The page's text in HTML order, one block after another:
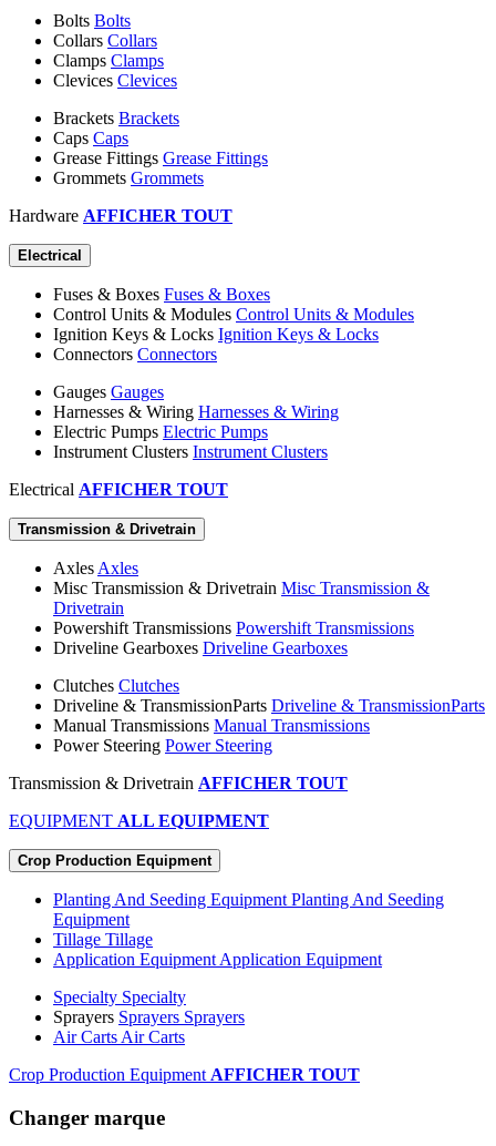
Bolts Bolts
Collars Collars
Clamps Clamps
Clevices Clevices
Brackets Brackets
Caps Caps
Grease Fittings Grease Fittings
Grommets Grommets
Hardware AFFICHER TOUT
Electrical
Fuses & Boxes Fuses & Boxes
Control Units & Modules Control Units & Modules
Ignition Keys & Locks Ignition Keys & Locks
Connectors Connectors
Gauges Gauges
Harnesses & Wiring Harnesses & Wiring
Electric Pumps Electric Pumps
Instrument Clusters Instrument Clusters
Electrical AFFICHER TOUT
Transmission & Drivetrain
Axles Axles
Misc Transmission & Drivetrain Misc Transmission &
Drivetrain
Powershift Transmissions Powershift Transmissions
Driveline Gearboxes Driveline Gearboxes
Clutches Clutches
Driveline & TransmissionParts Driveline & TransmissionParts
Manual Transmissions Manual Transmissions
Power Steering Power Steering
Transmission & Drivetrain AFFICHER TOUT
EQUIPMENT ALL EQUIPMENT
Crop Production Equipment
Planting And Seeding Equipment Planting And Seeding
Equipment
Tillage Tillage
Application Equipment Application Equipment
Specialty Specialty
Sprayers Sprayers Sprayers
Air Carts Air Carts
Crop Production Equipment AFFICHER TOUT
Changer marque